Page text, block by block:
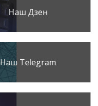
Наш Дзен
Наш Telegram